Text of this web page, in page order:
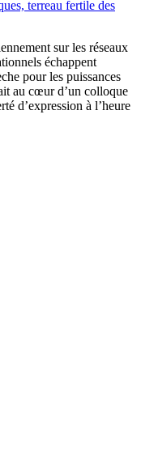
terreau fertile des
sur les réseaux
échappent
pour les puissances
au cœur d’un colloque
d’expression à l’heure